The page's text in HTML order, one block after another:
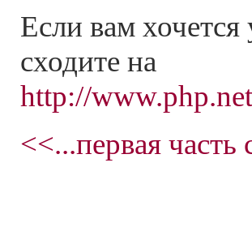
Если вам
сходите на
http://
<<...первая часть